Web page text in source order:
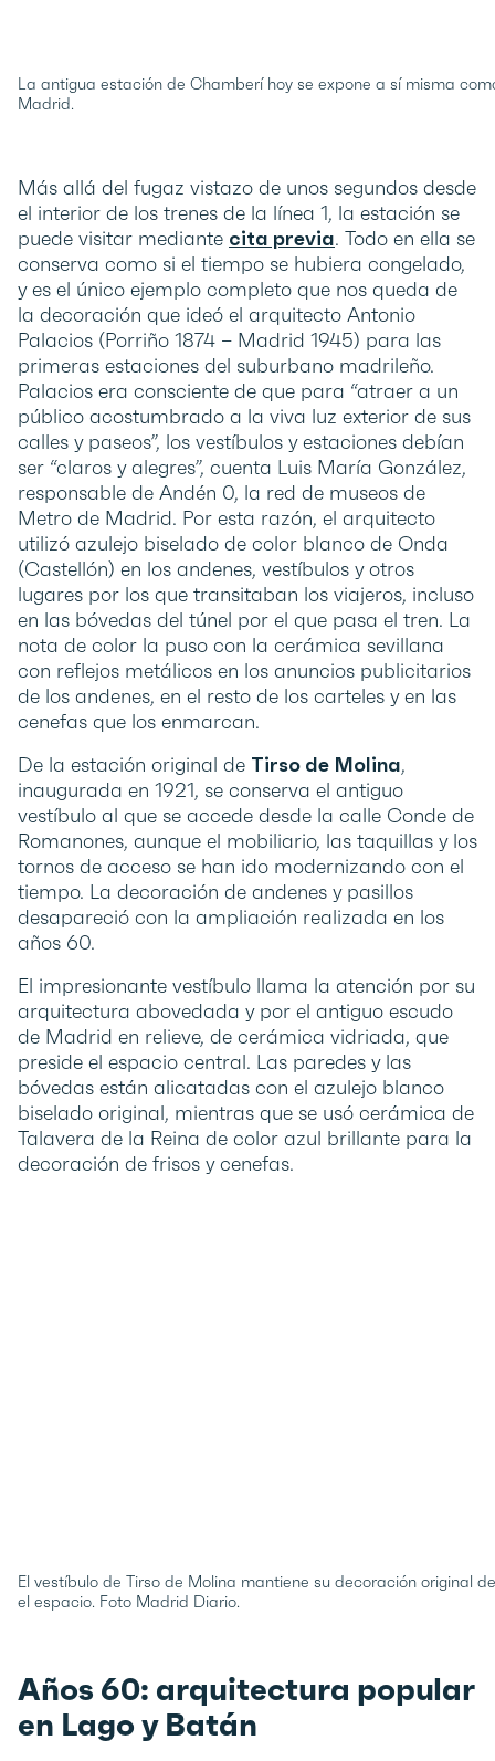
La antigua estación de Chamberí hoy se expone a sí misma
Madrid.
Más allá del fugaz vistazo de unos segundos desde
el interior de los trenes de la línea 1, la estación se
puede visitar mediante cita previa. Todo en ella se
conserva como si el tiempo se hubiera congelado,
y es el único ejemplo completo que nos queda de
la decoración que ideó el arquitecto Antonio
Palacios (Porriño 1874 – Madrid 1945) para las
primeras estaciones del suburbano madrileño.
Palacios era consciente de que para “atraer a un
público acostumbrado a la viva luz exterior de sus
calles y paseos”, los vestíbulos y estaciones debían
ser “claros y alegres”, cuenta Luis María González,
responsable de Andén 0, la red de museos de
Metro de Madrid. Por esta razón, el arquitecto
utilizó azulejo biselado de color blanco de Onda
(Castellón) en los andenes, vestíbulos y otros
lugares por los que transitaban los viajeros, incluso
en las bóvedas del túnel por el que pasa el tren. La
nota de color la puso con la cerámica sevillana
con reflejos metálicos en los anuncios publicitarios
de los andenes, en el resto de los carteles y en las
cenefas que los enmarcan.
De la estación original de Tirso de Molina,
inaugurada en 1921, se conserva el antiguo
vestíbulo al que se accede desde la calle Conde de
Romanones, aunque el mobiliario, las taquillas y los
tornos de acceso se han ido modernizando con el
tiempo. La decoración de andenes y pasillos
desapareció con la ampliación realizada en los
años 60.
El impresionante vestíbulo llama la atención por su
arquitectura abovedada y por el antiguo escudo
de Madrid en relieve, de cerámica vidriada, que
preside el espacio central. Las paredes y las
bóvedas están alicatadas con el azulejo blanco
biselado original, mientras que se usó cerámica de
Talavera de la Reina de color azul brillante para la
decoración de frisos y cenefas.
El vestíbulo de Tirso de Molina mantiene su decoración original
el espacio. Foto Madrid Diario.
Años 60: arquitectura popular
en Lago y Batán